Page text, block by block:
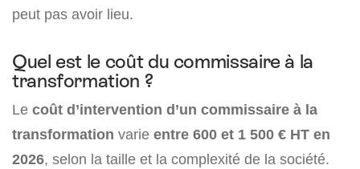
peut pas avoir lieu.
Quel est le coût du commissaire à la
transformation ?
Le coût d’intervention d’un commissaire à la
transformation varie entre 600 et 1 500 € HT en
2026, selon la taille et la complexité de la société.